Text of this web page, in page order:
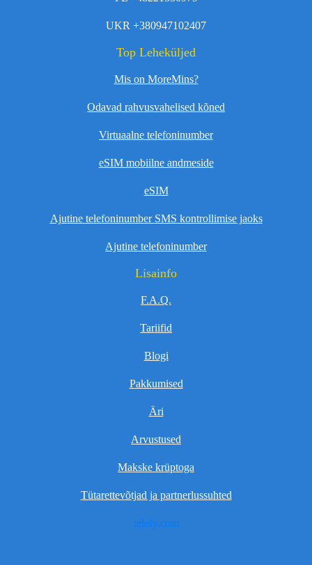
UKR +380947102407
Top Leheküljed
Mis on MoreMins?
Odavad rahvusvahelised kõned
Virtuaalne telefoninumber
eSIM mobiilne andmeside
eSIM
Ajutine telefoninumber SMS kontrollimise jaoks
Ajutine telefoninumber
Lisainfo
F.A.Q.
Tariifid
Blogi
Pakkumised
Äri
Arvustused
Makske krüptoga
Tütarettevõtjad ja partnerlussuhted
telefy.com